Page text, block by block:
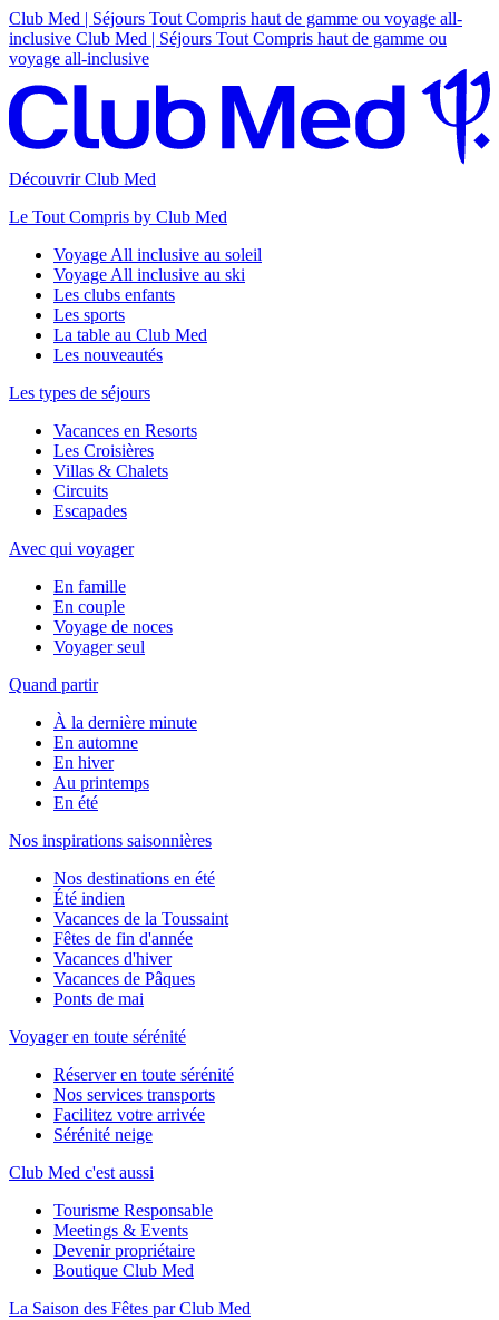
Club Med | Séjours Tout Compris haut de gamme ou voyage all-
inclusive Club Med | Séjours Tout Compris haut de gamme ou
voyage all-inclusive
Découvrir Club Med
Le Tout Compris by Club Med
Voyage All inclusive au soleil
Voyage All inclusive au ski
Les clubs enfants
Les sports
La table au Club Med
Les nouveautés
Les types de séjours
Vacances en Resorts
Les Croisières
Villas & Chalets
Circuits
Escapades
Avec qui voyager
En famille
En couple
Voyage de noces
Voyager seul
Quand partir
À la dernière minute
En automne
En hiver
Au printemps
En été
Nos inspirations saisonnières
Nos destinations en été
Été indien
Vacances de la Toussaint
Fêtes de fin d'année
Vacances d'hiver
Vacances de Pâques
Ponts de mai
Voyager en toute sérénité
Réserver en toute sérénité
Nos services transports
Facilitez votre arrivée
Sérénité neige
Club Med c'est aussi
Tourisme Responsable
Meetings & Events
Devenir propriétaire
Boutique Club Med
La Saison des Fêtes par Club Med